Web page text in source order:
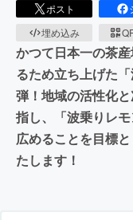
ポスト
埋め込み
かつて日本一の茶
るため立ち上げた
弾！地域の活性化
指し、「波乗りレ
広めることを目標
たします！